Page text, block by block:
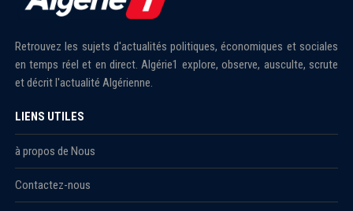
Retrouvez les sujets d'actualités politiques, économiques et sociales
en temps réel et en direct. Algérie1 explore, observe, ausculte, scrute
et décrit l'actualité Algérienne.
LIENS UTILES
à propos de Nous
Contactez-nous